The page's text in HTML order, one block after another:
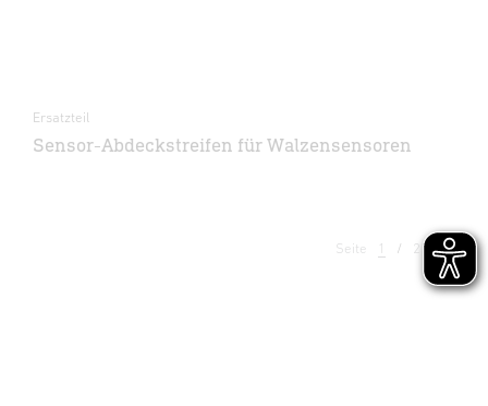
Ersatzteil
Sensor-Abdeckstreifen für Walzensensoren
Seite 1 2 3